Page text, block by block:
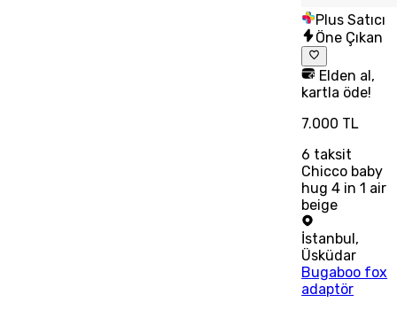
Plus Satıcı
Öne Çıkan
Elden al,
kartla öde!
7.000 TL
6 taksit
Chicco baby
hug 4 in 1 air
beige
İstanbul,
Üsküdar
Bugaboo fox
adaptör